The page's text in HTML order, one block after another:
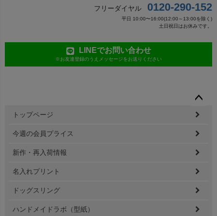
フリーダイヤル 0120-290-152
平日 10:00〜16:00(12:00～13:00を除く)
土日祝日はお休みです。
LINEでお問い合わせ
※お友達登録のうえメッセージをお送りください
ペー
ップ
トップページ
今週の会員プライス
新作・再入荷情報
名入れプリント
ドッグスリング
ハンドメイドラボ（型紙）